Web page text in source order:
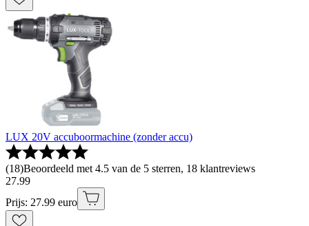
LUX 20V accuboormachine (zonder accu)
(18)Beoordeeld met 4.5 van de 5 sterren, 18 klantreviews
27.99
Prijs: 27.99 euro